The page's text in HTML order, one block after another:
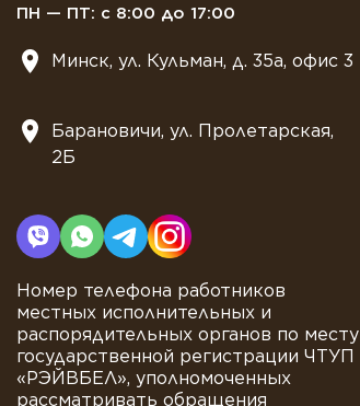
ПН — ПТ: с 8:00 до 17:00
Минск, ул. Кульман, д. 35а, офис 3
Барановичи, ул. Пролетарская,
2Б
Номер телефона работников
местных исполнительных и
распорядительных органов по месту
государственной регистрации ЧТУП
«РЭЙВБЕЛ», уполномоченных
рассматривать обращения